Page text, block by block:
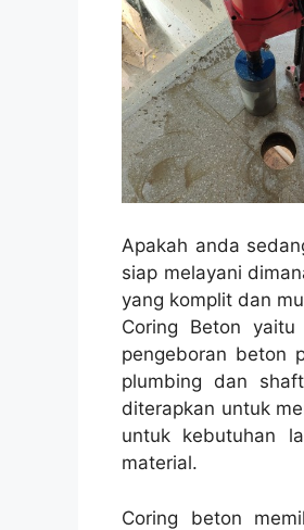
Apakah anda
siap melayani
yang komplit dan
Coring Beton
pengeboran beton
plumbing dan
diterapkan untuk
untuk kebutuhan
material.
Coring beton